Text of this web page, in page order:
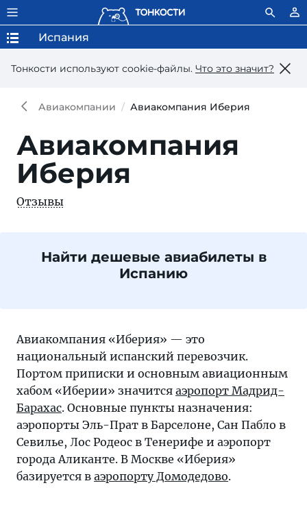
Тонкости используют сookie-файлы. Что это значит?
Испания
Авиакомпании Авиакомпания Иберия
Авиакомпания
Иберия
Отзывы
Найти дешевые авиабилеты в
Испанию
Авиакомпания «Иберия» — это
национальный испанский перевозчик.
Портом приписки и основным авиационным
хабом «Иберии» значится аэропорт Мадрид-
Барахас. Основные пункты назначения:
аэропорты Эль-Прат в Барселоне, Сан Пабло в
Севилье, Лос Родеос в Тенерифе и аэропорт
города Аликанте. В Москве «Иберия»
базируется в аэропорту Домодедово.